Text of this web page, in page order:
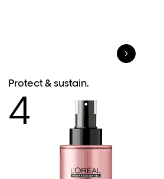
Protect & sustain.
4